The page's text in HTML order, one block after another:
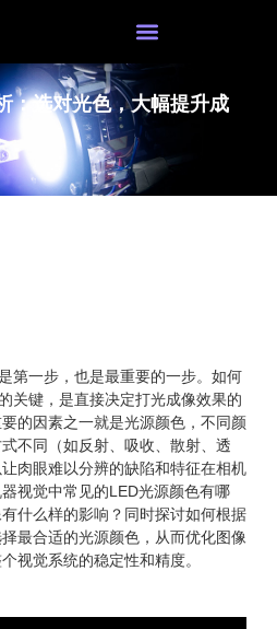
：选对光色，大幅提升成
第一步，也是最重要的一步。如何
关键，是直接决定打光成像效果的
的因素之一就是光源颜色，不同颜
不同（如反射、吸收、散射、透
肉眼难以分辨的缺陷和特征在相机
视觉中常见的LED光源颜色有哪
什么样的影响？同时探讨如何根据
最合适的光源颜色，从而优化图像
视觉系统的稳定性和精度。